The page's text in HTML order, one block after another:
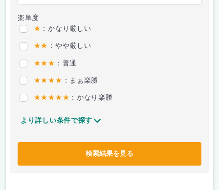
楽単度
★ ：かなり厳しい
★★ ：やや厳しい
★★★ ：普通
★★★★ ：まぁ楽勝
★★★★★ ：かなり楽勝
より詳しい条件で探す
検索結果を見る